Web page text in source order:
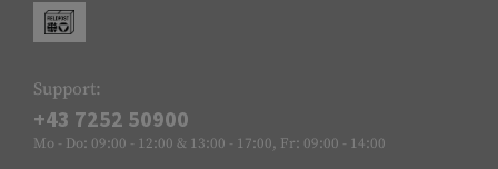
Support:
+43 7252 50900
Mo - Do: 09:00 - 12:00 & 13:00 - 17:00, Fr: 09:00 - 14:00